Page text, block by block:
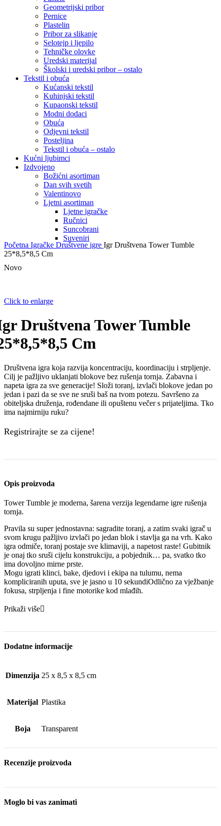
Geometrijski pribor
Pernice
Plastelin
Pribor za slikanje
Selotejp i ljepilo
Tehničke olovke
Uredski materijal
Školski i uredski pribor – ostalo
Tekstil i obuća
Kućanski tekstil
Kuhinjski tekstil
Kupaonski tekstil
Modni dodaci
Obuća
Odjevni tekstil
Posteljina
Tekstil i obuća – ostalo
Kućni ljubimci
Izdvojeno
Božićni asortiman
Dan svih svetih
Valentinovo
Ljetni asortiman
Ljetne igračke
Ručnici
Suncobrani
Suveniri
Početna Igračke Društvene igre Igr Društvena Tower Tumble
25*8,5*8,5 Cm
Novo
Click to enlarge
Društvena Tower Tumble
Cm
Društvena igra koja razvija koncentraciju, koordinaciju i strpljenje.
Cilj je pažljivo uklanjati blokove bez rušenja tornja. Zabavna i
napeta igra za sve generacije! Složi toranj, izvlači blokove jedan po
jedan i pazi da se sve ne sruši baš na tvom potezu. Savršeno za
obiteljska druženja, rođendane ili opuštenu večer s prijateljima. Tko
ima najmirniju ruku?
Registrirajte se za cijene!
Opis proizvoda
Tower Tumble je moderna, šarena verzija legendarne igre rušenja
tornja.
Pravila su super jednostavna: sagradite toranj, a zatim svaki igrač u
svom krugu pažljivo izvlači po jedan blok i stavlja ga na vrh. Kako
igra odmiče, toranj postaje sve klimaviji, a napetost raste! Gubitnik
je onaj tko sruši cijelu konstrukciju, a pobjednik… pa, svatko tko
ima dovoljno mirne prste.
Mogu igrati klinci, bake, djedovi i ekipa na tulumu, nema
kompliciranih uputa, sve je jasno u 10 sekundiOdlično za vježbanje
fokusa, strpljenja i fine motorike kod mlađih.
Prikaži više
Dodatne informacije
Dimenzija 25 x 8,5 x 8,5 cm
Materijal Plastika
Boja Transparent
Recenzije proizvoda
Moglo bi vas zanimati